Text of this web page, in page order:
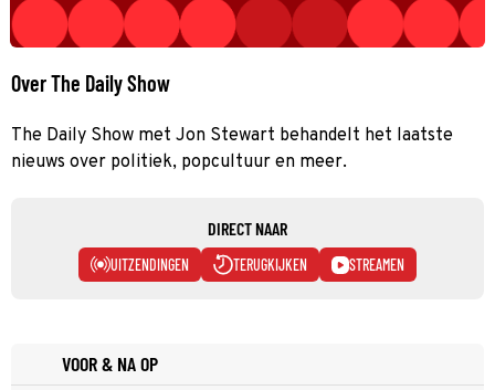
Over The Daily Show
The Daily Show met Jon Stewart behandelt het laatste
nieuws over politiek, popcultuur en meer.
DIRECT NAAR
UITZENDINGEN TERUGKIJKEN STREAMEN
VOOR & NA OP